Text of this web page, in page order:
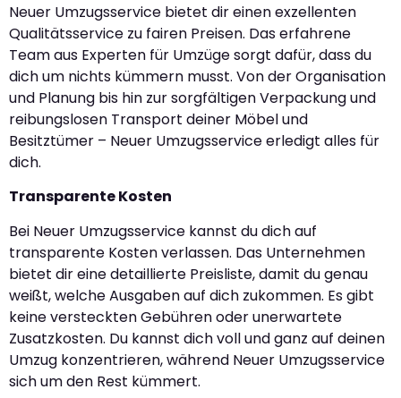
Neuer Umzugsservice bietet dir einen exzellenten
Qualitätsservice zu fairen Preisen. Das erfahrene
Team aus Experten für Umzüge sorgt dafür, dass du
dich um nichts kümmern musst. Von der Organisation
und Planung bis hin zur sorgfältigen Verpackung und
reibungslosen Transport deiner Möbel und
Besitztümer – Neuer Umzugsservice erledigt alles für
dich.
Transparente Kosten
Bei Neuer Umzugsservice kannst du dich auf
transparente Kosten verlassen. Das Unternehmen
bietet dir eine detaillierte Preisliste, damit du genau
weißt, welche Ausgaben auf dich zukommen. Es gibt
keine versteckten Gebühren oder unerwartete
Zusatzkosten. Du kannst dich voll und ganz auf deinen
Umzug konzentrieren, während Neuer Umzugsservice
sich um den Rest kümmert.